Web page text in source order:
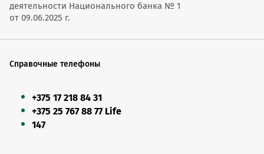
деятельности Национального банка № 1
от 09.06.2025 г.
Справочные телефоны
+375 17 218 84 31
+375 25 767 88 77 Life
147